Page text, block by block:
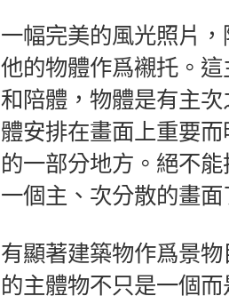
一幅完美的風光照片
他的物體作爲襯托。
和陪體，物體是有主
體安排在畫面上重要
的一部分地方。絕不
一個主、次分散的畫面
有顯著建築物作爲景
的主體物不只是一個